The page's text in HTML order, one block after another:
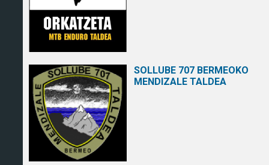
SOLLUBE 707 BERMEOKO
MENDIZALE TALDEA